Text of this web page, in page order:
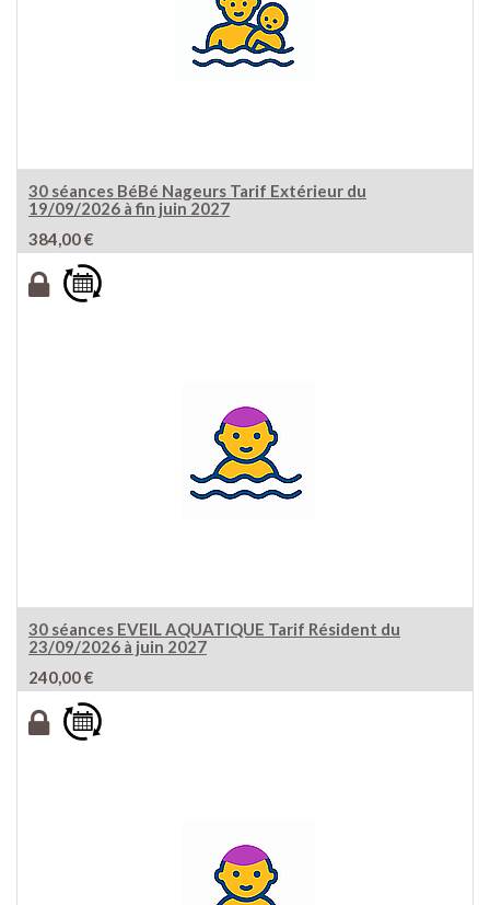
30 séances BéBé Nageurs Tarif Extérieur du
19/09/2026 à fin juin 2027
384,00€
30 séances EVEIL AQUATIQUE Tarif Résident du
23/09/2026 à juin 2027
240,00€